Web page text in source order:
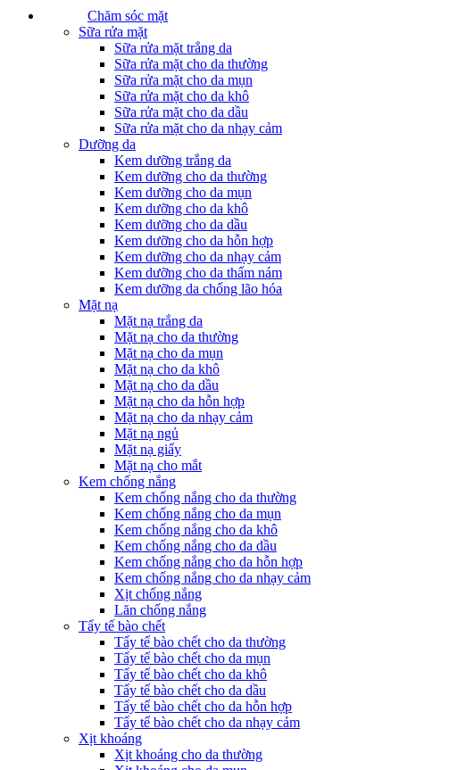
Chăm sóc mặt
Sữa rửa mặt
Sữa rửa mặt trắng da
Sữa rửa mặt cho da thường
Sữa rửa mặt cho da mụn
Sữa rửa mặt cho da khô
Sữa rửa mặt cho da dầu
Sữa rửa mặt cho da nhạy cảm
Dưỡng da
Kem dưỡng trắng da
Kem dưỡng cho da thường
Kem dưỡng cho da mụn
Kem dưỡng cho da khô
Kem dưỡng cho da dầu
Kem dưỡng cho da hỗn hợp
Kem dưỡng cho da nhạy cảm
Kem dưỡng cho da thấm nám
Kem dưỡng da chống lão hóa
Mặt nạ
Mặt nạ trắng da
Mặt nạ cho da thường
Mặt nạ cho da mụn
Mặt nạ cho da khô
Mặt nạ cho da dầu
Mặt nạ cho da hỗn hợp
Mặt nạ cho da nhạy cảm
Mặt nạ ngủ
Mặt nạ giấy
Mặt nạ cho mắt
Kem chống nắng
Kem chống nắng cho da thường
Kem chống nắng cho da mụn
Kem chống nắng cho da khô
Kem chống nắng cho da dầu
Kem chống nắng cho da hỗn hợp
Kem chống nắng cho da nhạy cảm
Xịt chống nắng
Lăn chống nắng
Tẩy tế bào chết
Tẩy tế bào chết cho da thường
Tẩy tế bào chết cho da mụn
Tẩy tế bào chết cho da khô
Tẩy tế bào chết cho da dầu
Tẩy tế bào chết cho da hỗn hợp
Tẩy tế bào chết cho da nhạy cảm
Xịt khoáng
Xịt khoáng cho da thường